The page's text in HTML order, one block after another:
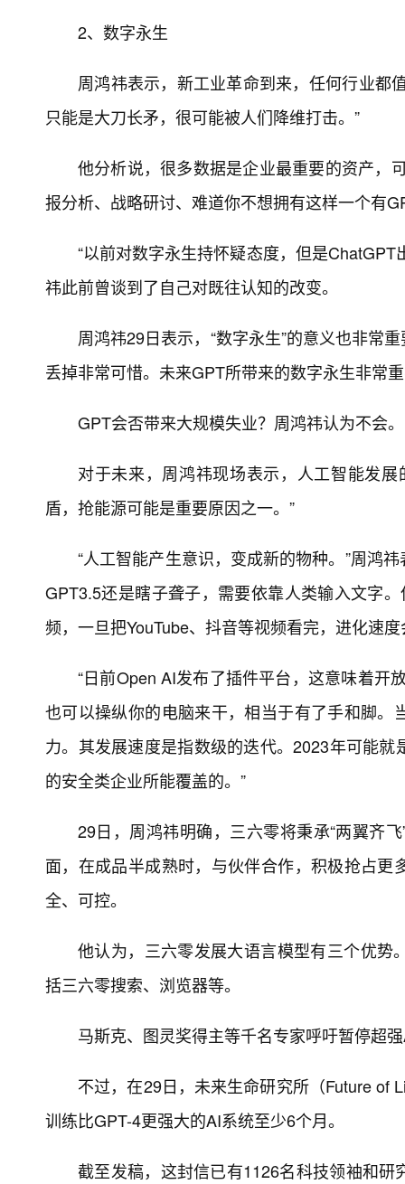
2、数字永生
周鸿祎表示，新工业革命到来，任何行业都
只能是大刀长矛，很可能被人们降维打击。”
他分析说，很多数据是企业最重要的资产，
报分析、战略研讨、难道你不想拥有这样一个有
“以前对数字永生持怀疑态度，但是
祎此前曾谈到了自己对既往认知的改变。
周鸿祎29日表示，“数字永生”的意义也非常
丢掉非常可惜。未来GPT所带来的数字永生非常
GPT会否带来大规模失业？周鸿祎认为不会。
对于未来，周鸿祎现场表示，人工智能发
盾，抢能源可能是重要原因之一。”
“人工智能产生意识，变成新的物种。”周鸿
GPT3.5还是瞎子聋子，需要依靠人类输入文字
频，一旦把YouTube、抖音等视频看完，进化速
“日前Open AI发布了插件平台，这意味着开
也可以操纵你的电脑来干，相当于有了手和脚
力。其发展速度是指数级的迭代。2023年可能
的安全类企业所能覆盖的。”
29日，周鸿祎明确，三六零将秉承“两翼齐
面，在成品半成熟时，与伙伴合作，积极抢占
全、可控。
他认为，三六零发展大语言模型有三个优
括三六零搜索、浏览器等。
马斯克、图灵奖得主等千名专家呼吁暂停超
不过，在29日，未来生命研究所（Future of
训练比GPT-4更强大的AI系统至少6个月。
截至发稿，这封信已有1126名科技领袖和